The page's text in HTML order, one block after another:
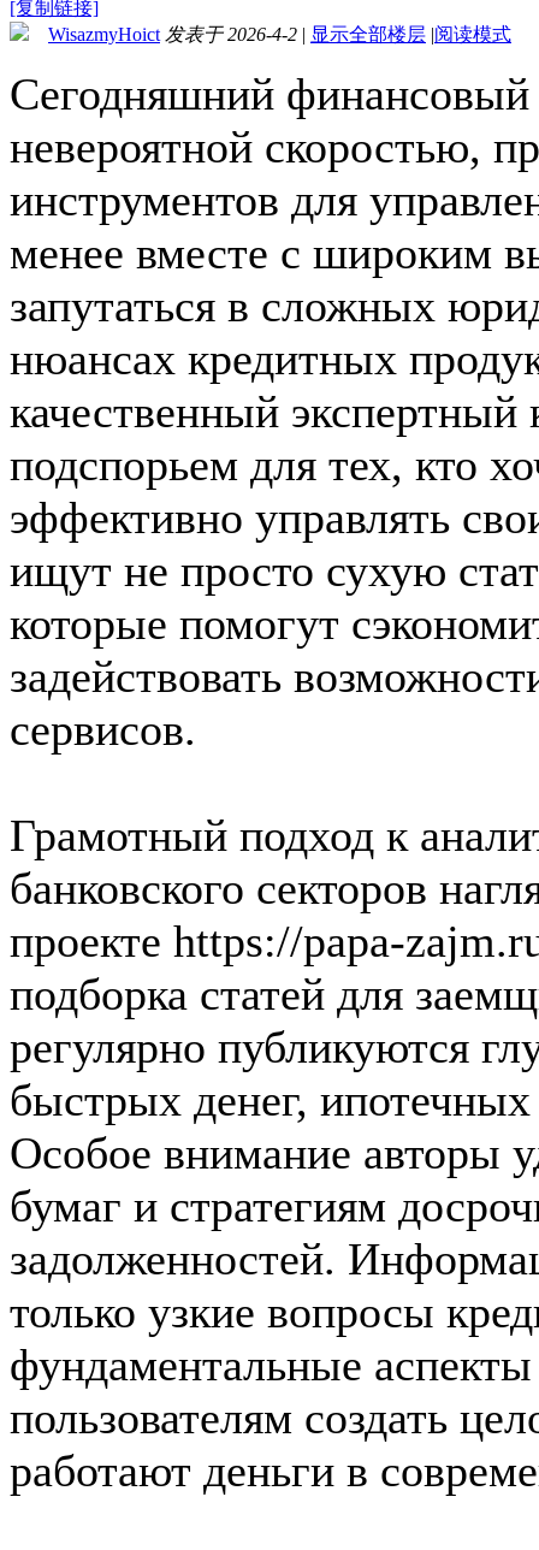
[复制链接]
WisazmyHoict 发表于 2026-4-2 | 显示全部楼层 |阅读模式
Сегодняшний финансовый
невероятной скоростью,
инструментов для
менее вместе с широким
запутаться в сложных
нюансах кредитных
качественный
подспорьем для тех, кто
эффективно управлять
ищут не просто сухую
которые помогут
задействовать
сервисов.
Грамотный подход к
банковского секторов
проекте https://papa-
подборка статей для
регулярно публикуются
быстрых денег,
Особое внимание авторы
бумаг и стратегиям
задолженностей.
только узкие вопросы
фундаментальные
пользователям создать
работают деньги в